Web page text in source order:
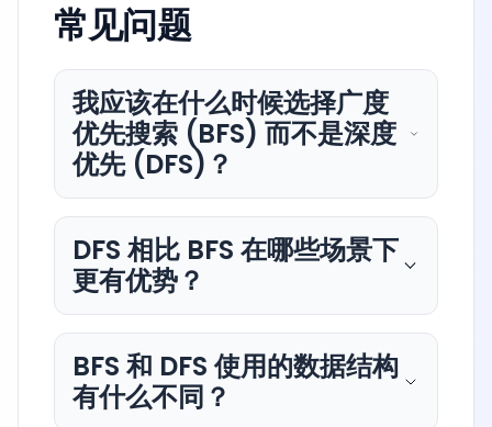
常见问题
我应该在什么时候选择广度
优先搜索 (BFS) 而不是深度
优先 (DFS)？
DFS 相比 BFS 在哪些场景下
更有优势？
BFS 和 DFS 使用的数据结构
有什么不同？